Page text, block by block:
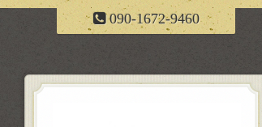
090-1672-9460